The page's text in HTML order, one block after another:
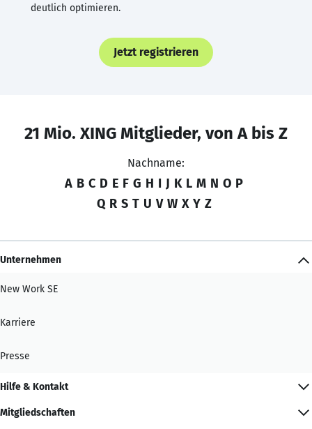
deutlich optimieren.
Jetzt registrieren
21 Mio. XING Mitglieder, von A bis Z
Nachname:
A B C D E F G H I J K L M N O P
Q R S T U V W X Y Z
Unternehmen
New Work SE
Karriere
Presse
Hilfe & Kontakt
Mitgliedschaften